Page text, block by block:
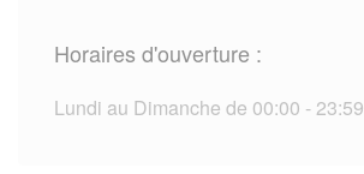
Horaires d'ouverture :
Lundi au Dimanche de 00:00 - 23:59